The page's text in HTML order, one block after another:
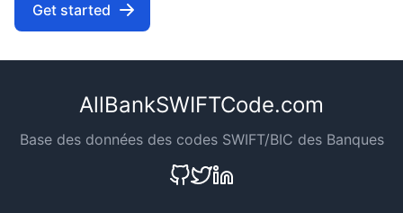
Get started
AllBankSWIFTCode.com
Base des données des codes SWIFT/BIC des Banques